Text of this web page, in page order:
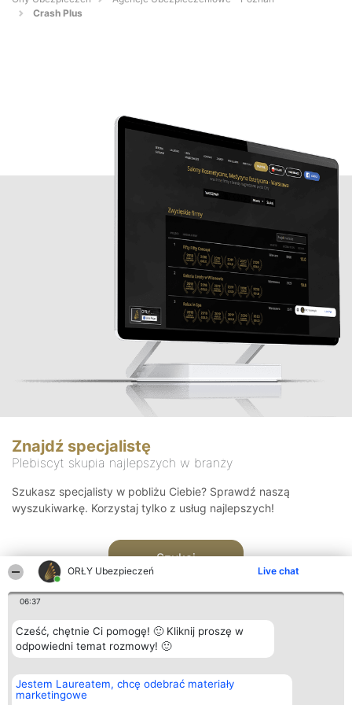
ORŁY Ubezpieczeń Live chat
06:37
Cześć, chętnie Ci pomogę! 🙂 Kliknij proszę w
odpowiedni temat rozmowy! 🙂
Jestem Laureatem, chcę odebrać materiały
marketingowe
Crash Plus
Znajdź specjalistę
Plebiscyt skupia najlepszych w branży
Szukasz specjalisty w pobliżu Ciebie? Sprawdź naszą
wyszukiwarkę. Korzystaj tylko z usług najlepszych!
Szukaj
Organizator plebiscytu
Bright Side Solutions sp. z o.
o. sp. k.
Plebiscyt
Laureaci
Kontakt
Kontakt